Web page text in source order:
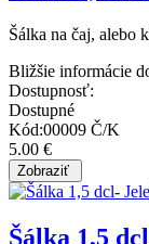
Šálka na čaj, alebo
Bližšie informácie
Dostupnosť:
Dostupné
Kód:00009 Č/K
5.00 €
Šálka 1,5